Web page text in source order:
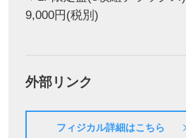
9,000円(税別)
外部リンク
フィジカル詳細はこちら